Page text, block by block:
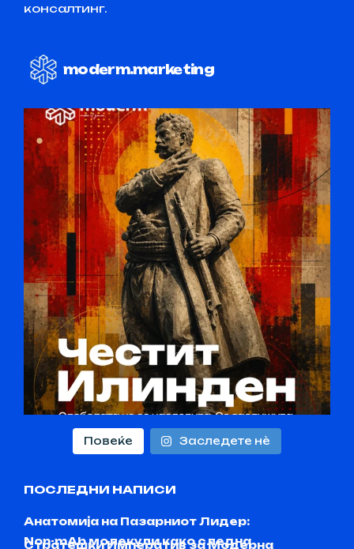
консалтинг.
moderm.marketing
Повеќе Заследете нѐ
ПОСЛЕДНИ НАПИСИ
Анатомија на Пазарниот Лидер:
Стратешки Императив за Модерна
Non-mAb молекули како следна